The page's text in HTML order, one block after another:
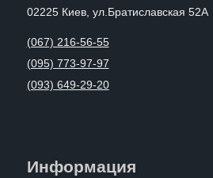
02225 Киев, ул.Братиславская 52А
(067) 216-56-55
(095) 773-97-97
(093) 649-29-20
Информация